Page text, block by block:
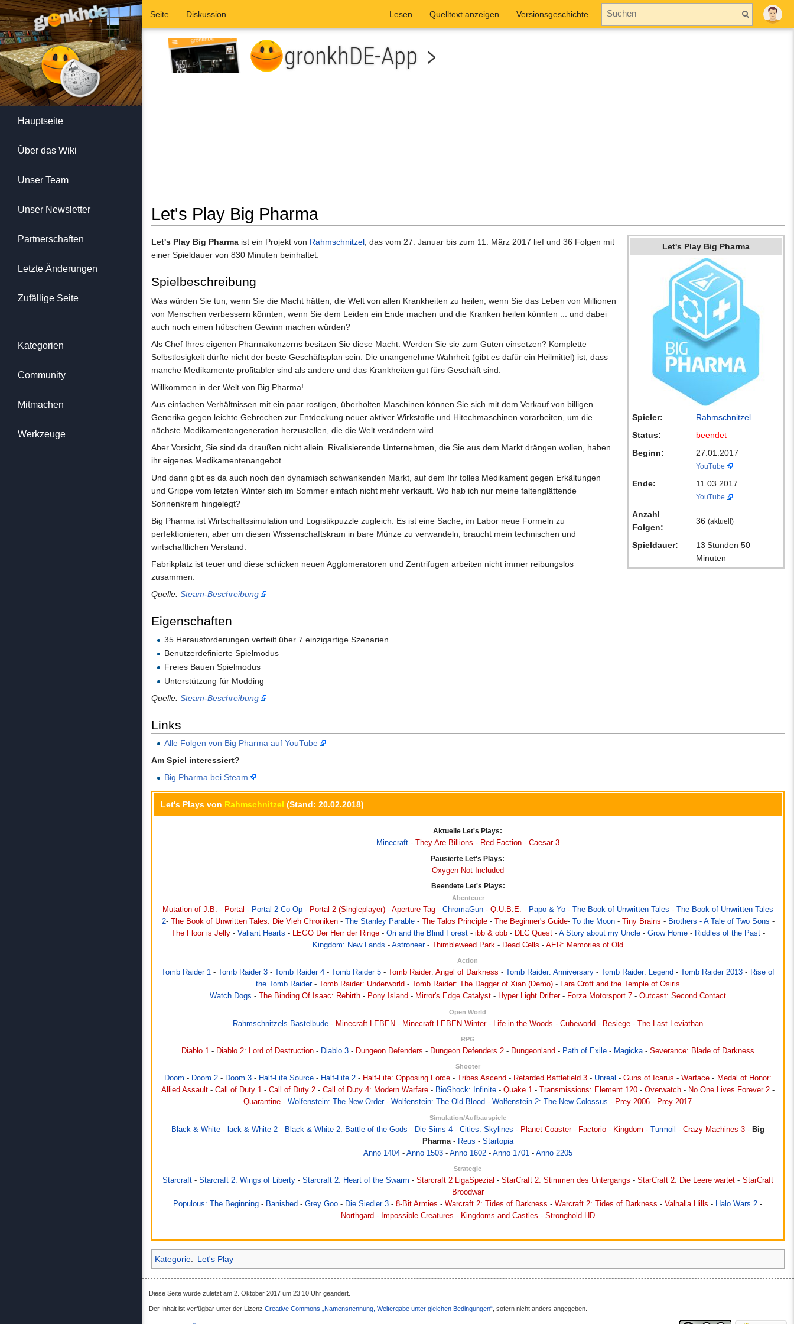
Let's Play Big Pharma
Let's Play Big Pharma
Spieler:
Rahmschnitzel
Status:
beendet
Beginn:
27.01.2017
YouTube
Ende: 11.03.2017
YouTube
Anzahl
Folgen:
36 (aktuell)
Spieldauer:
13 Stunden 50
Minuten
Let's Play Big Pharma ist ein Projekt von Rahmschnitzel, das vom 27. Januar bis zum 11. März 2017 lief und 36 Folgen mit
einer Spieldauer von 830 Minuten beinhaltet.
Spielbeschreibung
Was würden Sie tun, wenn Sie die Macht hätten, die Welt von allen Krankheiten zu heilen, wenn Sie das Leben von Millionen
von Menschen verbessern könnten, wenn Sie dem Leiden ein Ende machen und die Kranken heilen könnten ... und dabei
auch noch einen hübschen Gewinn machen würden?
Als Chef Ihres eigenen Pharmakonzerns besitzen Sie diese Macht. Werden Sie sie zum Guten einsetzen? Komplette
Selbstlosigkeit dürfte nicht der beste Geschäftsplan sein. Die unangenehme Wahrheit (gibt es dafür ein Heilmittel) ist, dass
manche Medikamente profitabler sind als andere und das Krankheiten gut fürs Geschäft sind.
Willkommen in der Welt von Big Pharma!
Aus einfachen Verhältnissen mit ein paar rostigen, überholten Maschinen können Sie sich mit dem Verkauf von billigen
Generika gegen leichte Gebrechen zur Entdeckung neuer aktiver Wirkstoffe und Hitechmaschinen vorarbeiten, um die
nächste Medikamentengeneration herzustellen, die die Welt verändern wird.
Aber Vorsicht, Sie sind da draußen nicht allein. Rivalisierende Unternehmen, die Sie aus dem Markt drängen wollen, haben
ihr eigenes Medikamentenangebot.
Und dann gibt es da auch noch den dynamisch schwankenden Markt, auf dem Ihr tolles Medikament gegen Erkältungen
und Grippe vom letzten Winter sich im Sommer einfach nicht mehr verkauft. Wo hab ich nur meine faltenglättende
Sonnenkrem hingelegt?
Big Pharma ist Wirtschaftssimulation und Logistikpuzzle zugleich. Es ist eine Sache, im Labor neue Formeln zu
perfektionieren, aber um diesen Wissenschaftskram in bare Münze zu verwandeln, braucht mein technischen und
wirtschaftlichen Verstand.
Fabrikplatz ist teuer und diese schicken neuen Agglomeratoren und Zentrifugen arbeiten nicht immer reibungslos
zusammen.
Quelle: Steam-Beschreibung
Eigenschaften
35 Herausforderungen verteilt über 7 einzigartige Szenarien
Benutzerdefinierte Spielmodus
Freies Bauen Spielmodus
Unterstützung für Modding
Quelle: Steam-Beschreibung
Links
Alle Folgen von Big Pharma auf YouTube
Am Spiel interessiert?
Big Pharma bei Steam
Let's Plays von Rahmschnitzel (Stand: 20.02.2018)
Aktuelle Let's Plays:
Minecraft - They Are Billions - Red Faction - Caesar 3
Pausierte Let's Plays:
Oxygen Not Included
Beendete Let's Plays:
Abenteuer
Mutation of J.B. - Portal - Portal 2 Co-Op - Portal 2 (Singleplayer) - Aperture Tag - ChromaGun - Q.U.B.E. - Papo & Yo - The Book of Unwritten Tales -
The Book of Unwritten Tales
2- The Book of Unwritten Tales: Die Vieh Chroniken- The Stanley Parable- The Talos Principle- The Beginner's Guide- To the Moon- Tiny Brains - Brothers - A Tale of Two Sons -
The Floor is Jelly- Valiant Hearts - LEGO Der Herr der Ringe- Ori and the Blind Forest- ibb & obb- DLC Quest- A Story about my Uncle- Grow Home- Riddles of the Past-
Kingdom: New Lands - Astroneer- Thimbleweed Park - Dead Cells - AER: Memories of Old
Action
Tomb Raider 1 - Tomb Raider 3 - Tomb Raider 4 - Tomb Raider 5 - Tomb Raider: Angel of Darkness - Tomb Raider: Anniversary - Tomb Raider: Legend - Tomb Raider 2013 - Rise of
the Tomb Raider- Tomb Raider: Underworld - Tomb Raider: The Dagger of Xian (Demo) - Lara Croft and the Temple of Osiris
Watch Dogs - The Binding Of Isaac: Rebirth - Pony Island - Mirror's Edge Catalyst - Hyper Light Drifter- Forza Motorsport 7 - Outcast: Second Contact
Open World
Rahmschnitzels Bastelbude - Minecraft LEBEN - Minecraft LEBEN Winter- Life in the Woods - Cubeworld - Besiege - The Last Leviathan
RPG
Diablo 1 - Diablo 2: Lord of Destruction - Diablo 3 - Dungeon Defenders - Dungeon Defenders 2 - Dungeonland - Path of Exile - Magicka- Severance: Blade of Darkness
Shooter
Doom - Doom 2 - Doom 3 - Half-Life Source - Half-Life 2 - Half-Life: Opposing Force - Tribes Ascend - Retarded Battlefield 3 - Unreal -Guns of Icarus -Warface - Medal of Honor:
Allied Assault - Call of Duty 1 - Call of Duty 2 - Call of Duty 4: Modern Warfare - BioShock: Infinite - Quake 1 - Transmissions: Element 120 - Overwatch - No One Lives Forever 2 -
Quarantine -Wolfenstein: The New Order-Wolfenstein: The Old Blood -Wolfenstein 2: The New Colossus - Prey 2006 - Prey 2017
Simulation/Aufbauspiele
Black & White - lack & White 2 - Black & White 2: Battle of the Gods - Die Sims 4 - Cities: Skylines - Planet Coaster- Factorio - Kingdom - Turmoil - Crazy Machines 3 - Big
Pharma - Reus - Startopia
Anno 1404 - Anno 1503 - Anno 1602 - Anno 1701 - Anno 2205
Strategie
Starcraft -Starcraft 2: Wings of Liberty -Starcraft 2: Heart of the Swarm -Starcraft 2 LigaSpezial -StarCraft 2: Stimmen des Untergangs -StarCraft 2: Die Leere wartet - StarCraft
Broodwar
Populous: The Beginning - Banished -Grey Goo - Die Siedler 3 -8-Bit Armies -Warcraft 2: Tides of Darkness -Warcraft 2: Tides of Darkness -Valhalla Hills - Halo Wars 2 -
Northgard - Impossible Creatures - Kingdoms and Castles - Stronghold HD
Kategorie: Let's Play
Seite Diskussion Lesen Quelltext anzeigen Versionsgeschichte
Hauptseite
Über das Wiki
Unser Team
Unser Newsletter
Partnerschaften
Letzte Änderungen
Zufällige Seite
Kategorien
Community
Mitmachen
Werkzeuge
Diese Seite wurde zuletzt am 2. Oktober 2017 um 23:10 Uhr geändert.
Der Inhalt ist verfügbar unter der Lizenz Creative Commons „Namensnennung, Weitergabe unter gleichen Bedingungen“, sofern nicht anders angegeben.